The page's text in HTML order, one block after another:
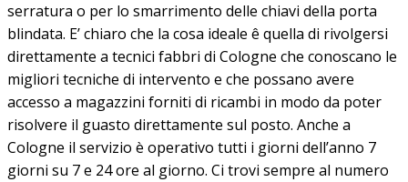
serratura o per lo smarrimento delle chiavi della porta
blindata. E’ chiaro che la cosa ideale ê quella di rivolgersi
direttamente a tecnici fabbri di Cologne che conoscano le
migliori tecniche di intervento e che possano avere
accesso a magazzini forniti di ricambi in modo da poter
risolvere il guasto direttamente sul posto. Anche a
Cologne il servizio è operativo tutti i giorni dell’anno 7
giorni su 7 e 24 ore al giorno. Ci trovi sempre al numero